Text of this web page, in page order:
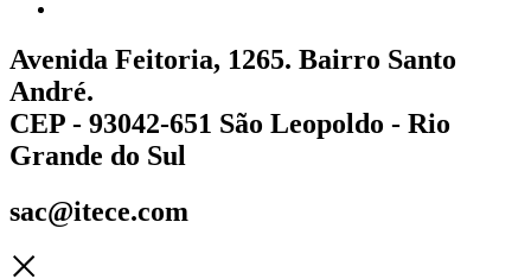
Avenida Feitoria, 1265. Bairro Santo
André.
CEP - 93042-651 São Leopoldo - Rio
Grande do Sul
sac@itece.com